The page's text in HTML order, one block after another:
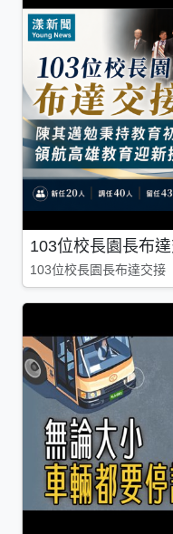
103位校長園長布
103位校長園長布達交